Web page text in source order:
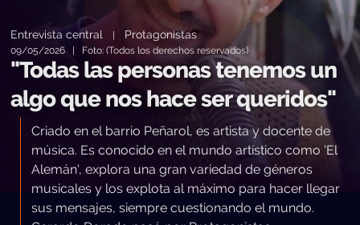
Entrevista central Protagonistas
09/05/2026 | Foto: (Todos los derechos reservados)
"Todas las personas tenemos un
algo que nos hace ser queridos"
Criado en el barrio Peñarol, es artista y docente de
música. Es conocido en el mundo artístico como 'El
Alemán', explora una gran variedad de géneros
musicales y los explota al máximo para hacer llegar
sus mensajes, siempre cuestionando el mundo.